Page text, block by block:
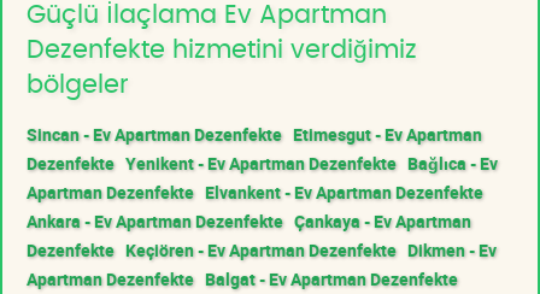
Güçlü İlaçlama Ev Apartman
Dezenfekte hizmetini verdiğimiz
bölgeler
Sincan - Ev Apartman Dezenfekte Etimesgut - Ev Apartman
Dezenfekte Yenikent - Ev Apartman Dezenfekte Bağlıca - Ev
Apartman Dezenfekte Elvankent - Ev Apartman Dezenfekte
Ankara - Ev Apartman Dezenfekte Çankaya - Ev Apartman
Dezenfekte Keçiören - Ev Apartman Dezenfekte Dikmen - Ev
Apartman Dezenfekte Balgat - Ev Apartman Dezenfekte